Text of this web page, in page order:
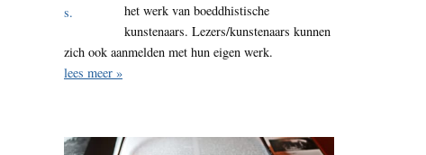
het werk van boeddhistische
kunstenaars. Lezers/kunstenaars kunnen
zich ook aanmelden met hun eigen werk.
lees meer »